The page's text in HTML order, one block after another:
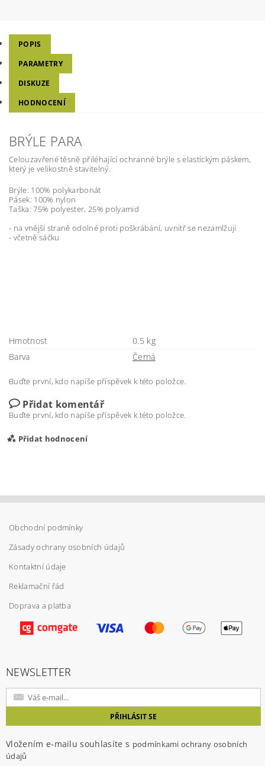
POPIS
PARAMETRY
DISKUZE
HODNOCENÍ
BRÝLE PARA
Celouzavřené těsně přiléhající ochranné brýle s elastickým páskem,
který je velikostně stavitelný.
Brýle: 100% polykarbonát
Pásek: 100% nylon
Taška: 75% polyester, 25% polyamid
- na vnější straně odolné proti poškrábání, uvnitř se nezamlžují
- včetně sáčku
Hmotnost
0.5 kg
Barva
Černá
Buďte první, kdo napíše příspěvek k této položce.
Přidat komentář
Buďte první, kdo napíše příspěvek k této položce.
Přidat hodnocení
Vložením hodnocení souhlasíte spodmínkami
ochrany osobních údajů
Obchodní podmínky
Zásady ochrany osobních údajů
Kontaktní údaje
Reklamační řád
Doprava a platba
NEWSLETTER
Vložením e-mailu souhlasíte s podmínkami ochrany osobních
údajů